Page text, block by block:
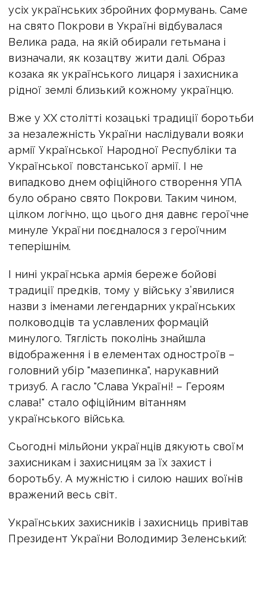
усіх українських збройних формувань. Саме
на свято Покрови в Україні відбувалася
Велика рада, на якій обирали гетьмана і
визначали, як козацтву жити далі. Образ
козака як українського лицаря і захисника
рідної землі близький кожному українцю.
Вже у ХХ столітті козацькі традиції боротьби
за незалежність України наслідували вояки
армії Української Народної Республіки та
Української повстанської армії. І не
випадково днем офіційного створення УПА
було обрано свято Покрови. Таким чином,
цілком логічно, що цього дня давнє героїчне
минуле України поєдналося з героїчним
теперішнім.
І нині українська армія береже бойові
традиції предків, тому у війську з’явилися
назви з іменами легендарних українських
полководців та уславлених формацій
минулого. Тяглість поколінь знайшла
відображення і в елементах одностроїв –
головний убір "мазепинка", нарукавний
тризуб. А гасло "Слава Україні! – Героям
слава!" стало офіційним вітанням
українського війська.
Сьогодні мільйони українців дякують своїм
захисникам і захисницям за їх захист і
боротьбу. А мужністю і силою наших воїнів
вражений весь світ.
Українських захисників і захисниць привітав
Президент України Володимир Зеленський: